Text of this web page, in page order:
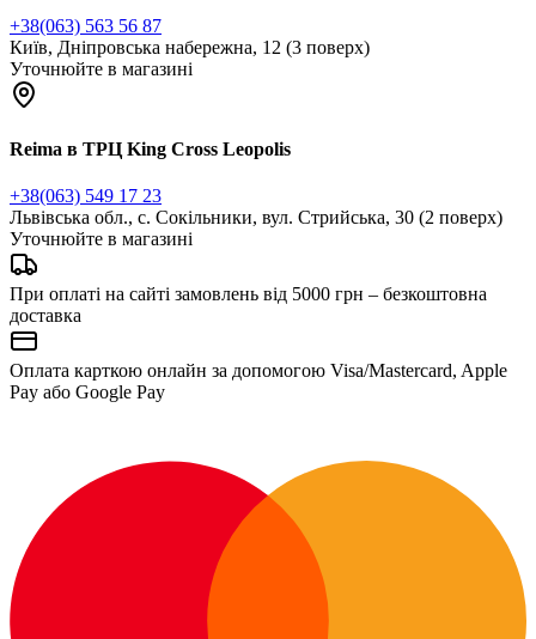
+38(063) 563 56 87
Київ, Дніпровська набережна, 12 (3 поверх)
Уточнюйте в магазині
Reima в ТРЦ King Cross Leopolis
+38(063) 549 17 23
Львівська обл., с. Сокільники, вул. Стрийська, 30 (2 поверх)
Уточнюйте в магазині
При оплаті на сайті замовлень від 5000 грн – безкоштовна
доставка
Оплата карткою онлайн за допомогою Visa/Mastercard, Apple
Pay або Google Pay